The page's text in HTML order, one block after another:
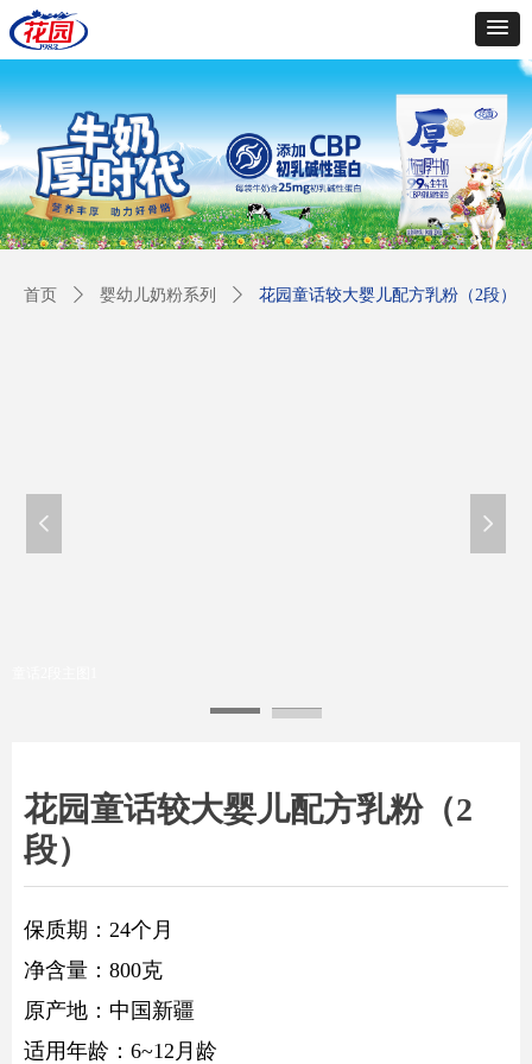
首页 ꄲ 婴幼儿奶粉系列 ꄲ 花园童话较大婴儿配方乳粉（2段）
花园童话较大婴儿配方乳粉（2
段）
保质期：24个月
净含量：800克
原产地：中国新疆
适用年龄：6~12月龄
넳 넲